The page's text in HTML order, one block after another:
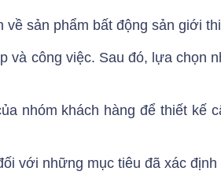
sản phẩm bất động sản giới
và công việc. Sau đó, lựa chọn
nhóm khách hàng để thiết kế
với những mục tiêu đã xác